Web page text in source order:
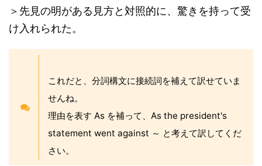
＞先見の明がある見方と対照的に、驚きを持って受
け入れられた。
これだと、分詞構文に接続詞を補えて訳せていま
せんね。
理由を表す As を補って、As the president's
statement went against ～ と考えて訳してくだ
さい。